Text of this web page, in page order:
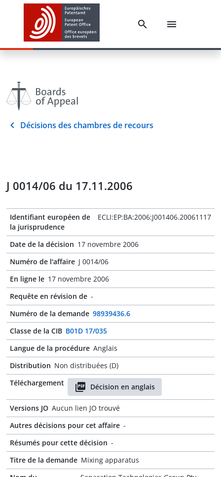
Décisions des chambres de recours
J 0014/06 du 17.11.2006
Identifiant européen de
la jurisprudence
ECLI:EP:BA:2006:J001406.20061117
Date de la décision 17 novembre 2006
Numéro de l'affaire J 0014/06
En ligne le 17 novembre 2006
Requête en révision de -
Numéro de la demande 98939436.6
Classe de la CIB B01D 17/035
Langue de la procédure Anglais
Distribution Non distribuées (D)
Téléchargement
Décision en anglais
Versions JO Aucun lien JO trouvé
Autres décisions pour cet affaire -
Résumés pour cette décision -
Titre de la demande Mixing apparatus